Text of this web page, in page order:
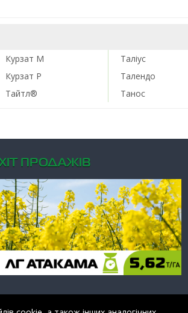
Курзат М
Курзат Р
Тайтл®
Таліус
Талендо
Танос
ПРОДАЖІВ